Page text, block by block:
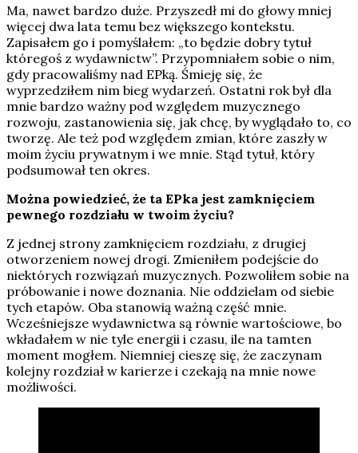
Ma, nawet bardzo duże. Przyszedł mi do głowy mniej
więcej dwa lata temu bez większego kontekstu.
Zapisałem go i pomyślałem: „to będzie dobry tytuł
któregoś z wydawnictw”. Przypomniałem sobie o nim,
gdy pracowaliśmy nad EPką. Śmieję się, że
wyprzedziłem nim bieg wydarzeń. Ostatni rok był dla
mnie bardzo ważny pod względem muzycznego
rozwoju, zastanowienia się, jak chcę, by wyglądało to, co
tworzę. Ale też pod względem zmian, które zaszły w
moim życiu prywatnym i we mnie. Stąd tytuł, który
podsumował ten okres.
Można powiedzieć, że ta EPka jest zamknięciem
pewnego rozdziału w twoim życiu?
Z jednej strony zamknięciem rozdziału, z drugiej
otworzeniem nowej drogi. Zmieniłem podejście do
niektórych rozwiązań muzycznych. Pozwoliłem sobie na
próbowanie i nowe doznania. Nie oddzielam od siebie
tych etapów. Oba stanowią ważną część mnie.
Wcześniejsze wydawnictwa są równie wartościowe, bo
wkładałem w nie tyle energii i czasu, ile na tamten
moment mogłem. Niemniej cieszę się, że zaczynam
kolejny rozdział w karierze i czekają na mnie nowe
możliwości.